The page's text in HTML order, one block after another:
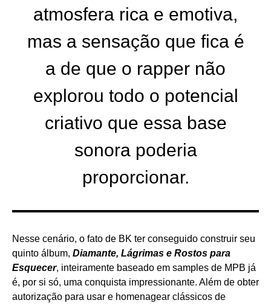
atmosfera rica e emotiva,
mas a sensação que fica é
a de que o rapper não
explorou todo o potencial
criativo que essa base
sonora poderia
proporcionar.
Nesse cenário, o fato de BK ter conseguido construir seu
quinto álbum, Diamante, Lágrimas e Rostos para
Esquecer, inteiramente baseado em samples de MPB já
é, por si só, uma conquista impressionante. Além de obter
autorização para usar e homenagear clássicos de